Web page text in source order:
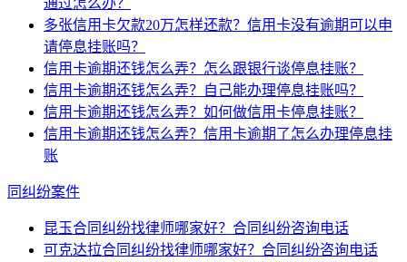
多张信用卡欠款20万怎样还款？信用卡没有逾期可以申
请停息挂账吗？
信用卡逾期还钱怎么弄？怎么跟银行谈停息挂账？
信用卡逾期还钱怎么弄？自己能办理停息挂账吗？
信用卡逾期还钱怎么弄？如何做信用卡停息挂账？
信用卡逾期还钱怎么弄？信用卡逾期了怎么办理停息挂
账
同纠纷案件
昆玉合同纠纷找律师哪家好？合同纠纷咨询电话
可克达拉合同纠纷找律师哪家好？合同纠纷咨询电话